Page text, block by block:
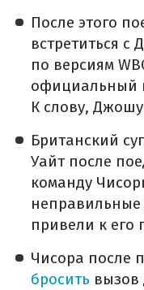
После этого
встретиться
по версиям
официальный
К слову,
Британский
Уайт после
команду
неправильные
привели к
Чисора после
бросить вызов